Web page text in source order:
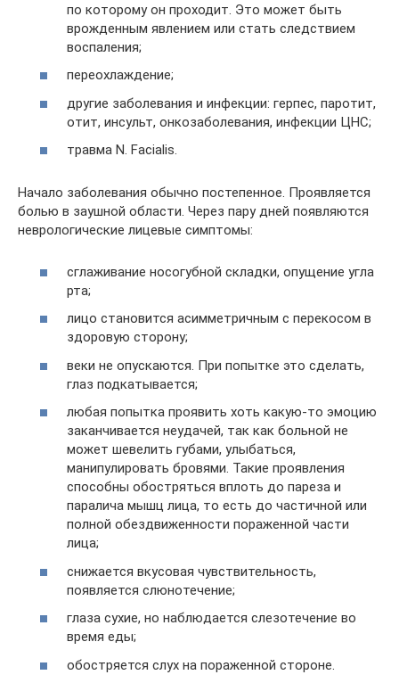
по которому он проходит. Это может быть
врожденным явлением или стать следствием
воспаления;
переохлаждение;
другие заболевания и инфекции: герпес, паротит,
отит, инсульт, онкозаболевания, инфекции ЦНС;
травма N. Facialis.
Начало заболевания обычно постепенное. Проявляется
болью в заушной области. Через пару дней появляются
неврологические лицевые симптомы:
сглаживание носогубной складки, опущение угла
рта;
лицо становится асимметричным с перекосом в
здоровую сторону;
веки не опускаются. При попытке это сделать,
глаз подкатывается;
любая попытка проявить хоть какую-то эмоцию
заканчивается неудачей, так как больной не
может шевелить губами, улыбаться,
манипулировать бровями. Такие проявления
способны обостряться вплоть до пареза и
паралича мышц лица, то есть до частичной или
полной обездвиженности пораженной части
лица;
снижается вкусовая чувствительность,
появляется слюнотечение;
глаза сухие, но наблюдается слезотечение во
время еды;
обостряется слух на пораженной стороне.